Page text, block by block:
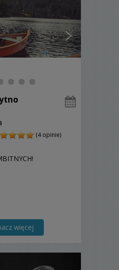
(4 opinie)
więcej